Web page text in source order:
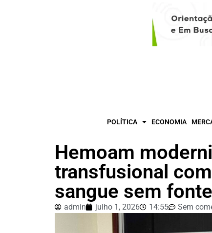
POLÍTICA ECONOMIA
Hemoam
transfusional
sangue sem
admin julho 1, 2026 14:55 Sem